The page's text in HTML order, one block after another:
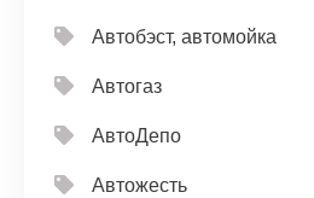
Автобэст, автомойка
Автогаз
АвтоДепо
Автожесть